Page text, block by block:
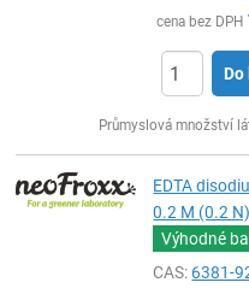
cena bez DPH
Do
Průmyslová množství
EDTA
0.2 M (0.2
Výhodné
CAS:6381-